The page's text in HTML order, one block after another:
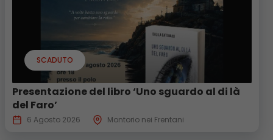
SCADUTO
Presentazione del libro ‘Uno sguardo al di là
del Faro’
6 Agosto 2026 Montorio nei Frentani